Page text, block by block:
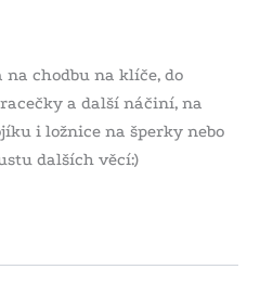
na chodbu na klíče, do
a další náčiní, na
i ložnice na šperky nebo
dalších věcí:)